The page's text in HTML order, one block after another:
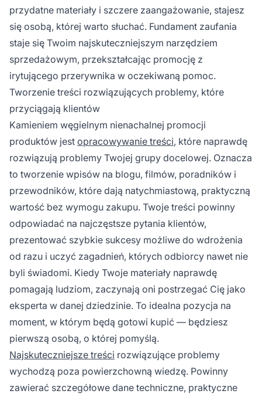
przydatne materiały i szczere zaangażowanie, stajesz
się osobą, której warto słuchać. Fundament zaufania
staje się Twoim najskuteczniejszym narzędziem
sprzedażowym, przekształcając promocję z
irytującego przerywnika w oczekiwaną pomoc.
Tworzenie treści rozwiązujących problemy, które
przyciągają klientów
Kamieniem węgielnym nienachalnej promocji
produktów jest opracowywanie treści, które naprawdę
rozwiązują problemy Twojej grupy docelowej. Oznacza
to tworzenie wpisów na blogu, filmów, poradników i
przewodników, które dają natychmiastową, praktyczną
wartość bez wymogu zakupu. Twoje treści powinny
odpowiadać na najczęstsze pytania klientów,
prezentować szybkie sukcesy możliwe do wdrożenia
od razu i uczyć zagadnień, których odbiorcy nawet nie
byli świadomi. Kiedy Twoje materiały naprawdę
pomagają ludziom, zaczynają oni postrzegać Cię jako
eksperta w danej dziedzinie. To idealna pozycja na
moment, w którym będą gotowi kupić — będziesz
pierwszą osobą, o której pomyślą.
Najskuteczniejsze treści rozwiązujące problemy
wychodzą poza powierzchowną wiedzę. Powinny
zawierać szczegółowe dane techniczne, praktyczne